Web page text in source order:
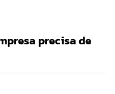
precisa de